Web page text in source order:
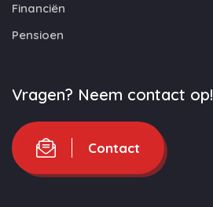
Financiën
Pensioen
Vragen? Neem contact op!
Contact